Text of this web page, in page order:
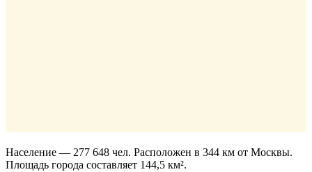
Население — 277 648 чел. Расположен в 344 км от Москвы.
Площадь города составляет 144,5 км².